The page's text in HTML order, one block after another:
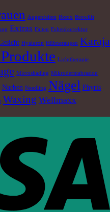
Augenfalten Botox Browlift
Extras Falten Faltenkorrektur
Hyaluron Hühneraugen Karaja
Lichttherapie
Microshading Mikrodermabrasion
Narben Needling Nägel Phyris
Waxing Wellmaxx